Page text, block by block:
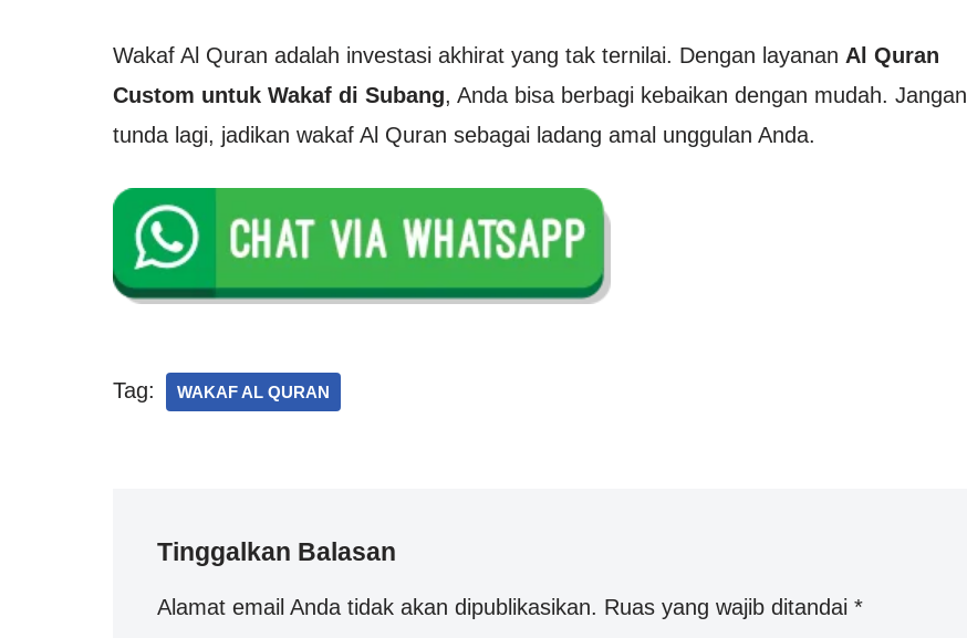
Wakaf Al Quran adalah investasi akhirat yang tak ternilai. Dengan layanan Al Quran
Custom untuk Wakaf di Subang, Anda bisa berbagi kebaikan dengan mudah. Jangan
tunda lagi, jadikan wakaf Al Quran sebagai ladang amal unggulan Anda.
Tag: WAKAF AL QURAN
Tinggalkan Balasan
Alamat email Anda tidak akan dipublikasikan. Ruas yang wajib ditandai *